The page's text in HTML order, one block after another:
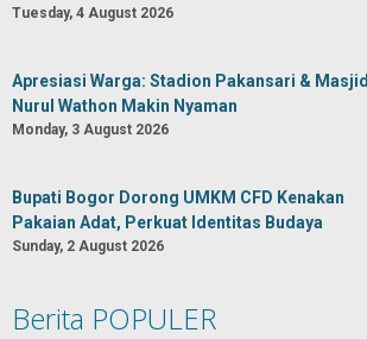
Tuesday, 4 August 2026
Apresiasi Warga: Stadion Pakansari & Masjid
Nurul Wathon Makin Nyaman
Monday, 3 August 2026
Bupati Bogor Dorong UMKM CFD Kenakan
Pakaian Adat, Perkuat Identitas Budaya
Sunday, 2 August 2026
Berita POPULER